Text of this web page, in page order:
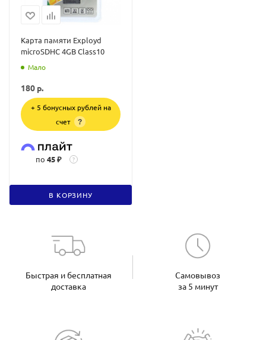
Карта памяти Exployd
microSDHC 4GB Class10
Мало
180 р.
+ 5 бонусных рублей на
счет
?
по 45 ₽ ?
В КОРЗИНУ
Быстрая и бесплатная
доставка
Самовывоз
за 5 минут